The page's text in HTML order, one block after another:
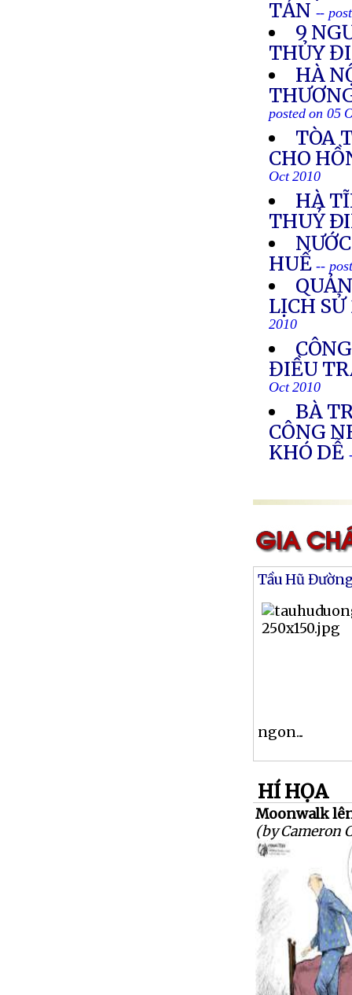
TẢN --
9
THỦY
HÀ
posted on 05
TÒA
CHO
Oct 2010
HÀ
THUỶ
HUẾ--
LỊCH
2010
ĐIỀU
Oct 2010
BÀ
CÔNG
KHÓ DỄ
Tầu Hũ
ngon...
HÍ HỌA
Moonwalk
(by Cameron